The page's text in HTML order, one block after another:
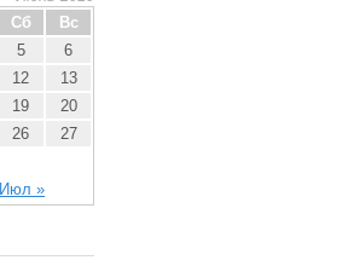
Сб Вс
Июл »
5
6
12
13
19
20
26
27